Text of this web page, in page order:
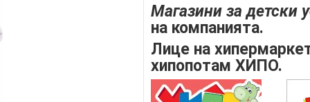
Магазини за детски
на компанията.
Лице на
хипопотам ХИПО.